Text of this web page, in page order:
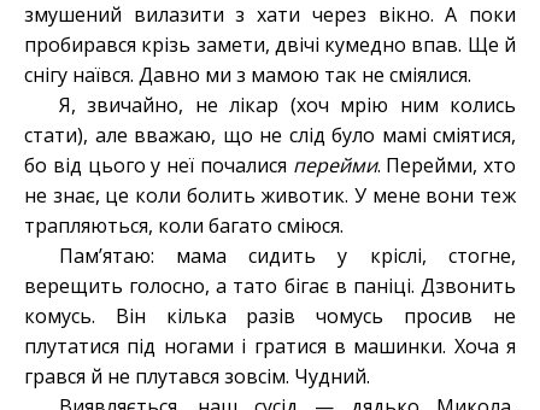
змушений вилазити з хати через вікно. А поки
пробирався крізь замети, двічі кумедно впав. Ще й
снігу наївся. Давно ми з мамою так не сміялися.
Я, звичайно, не лікар (хоч мрію ним колись
стати), але вважаю, що не слід було мамі сміятися,
бо від цього у неї почалися перейми. Перейми, хто
не знає, це коли болить животик. У мене вони теж
трапляються, коли багато сміюся.
Пам’ятаю: мама сидить у кріслі, стогне,
верещить голосно, а тато бігає в паніці. Дзвонить
комусь. Він кілька разів чомусь просив не
плутатися під ногами і гратися в машинки. Хоча я
грався й не плутався зовсім. Чудний.